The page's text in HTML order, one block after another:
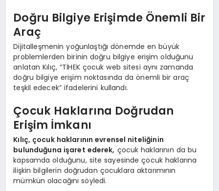
Doğru Bilgiye Erişimde Önemli Bir
Araç
Dijitalleşmenin yoğunlaştığı dönemde en büyük
problemlerden birinin doğru bilgiye erişim olduğunu
anlatan Kılıç, “TİHEK çocuk web sitesi aynı zamanda
doğru bilgiye erişim noktasında da önemli bir araç
teşkil edecek” ifadelerini kullandı.
Çocuk Haklarına Doğrudan
Erişim İmkanı
Kılıç, çocuk haklarının evrensel niteliğinin
bulunduğuna işaret ederek, çocuk haklarının da bu
kapsamda olduğunu, site sayesinde çocuk haklarına
ilişkin bilgilerin doğrudan çocuklara aktarımının
mümkün olacağını söyledi.